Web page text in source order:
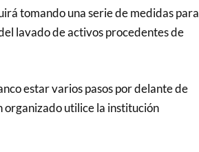
tomando una serie de medidas para
lavado de activos procedentes de
estar varios pasos por delante de
organizado utilice la institución